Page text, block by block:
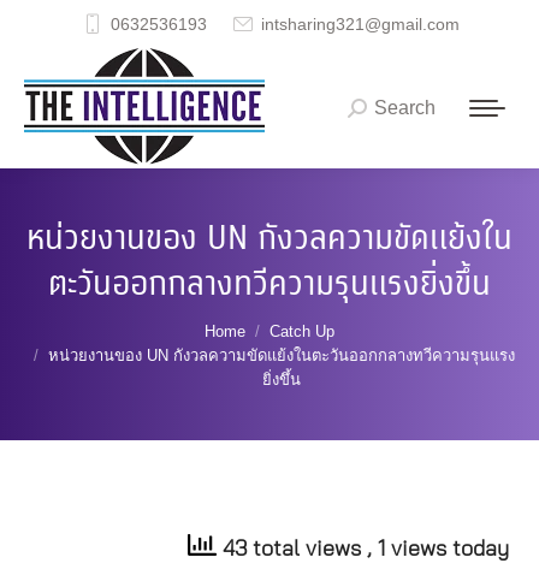
0632536193 intsharing321@gmail.com
Search:
Search
หน่วยงานของ UN กังวลความขัดแย้งใน
ตะวันออกกลางทวีความรุนแรงยิ่งขึ้น
Home
Catch Up
หน่วยงานของ UN กังวลความขัดแย้งในตะวันออกกลางทวีความรุนแรง
ยิ่งขึ้น
43 total views , 1 views today